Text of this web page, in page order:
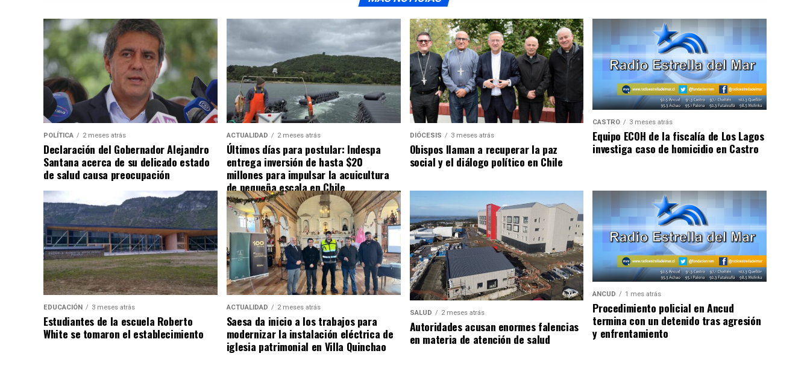
POLÍTICA 2 meses atrás
Declaración del Gobernador Alejandro
Santana acerca de su delicado estado
de salud causa preocupación
ACTUALIDAD 2 meses atrás
Últimos días para postular: Indespa
entrega inversión de hasta $20
millones para impulsar la acuicultura
de pequeña escala en Chile
DIÓCESIS 3 meses atrás
Obispos llaman a recuperar la paz
social y el diálogo político en Chile
CASTRO 3 meses atrás
Equipo ECOH de la fiscalía de Los Lagos
investiga caso de homicidio en Castro
EDUCACIÓN 3 meses atrás
Estudiantes de la escuela Roberto
White se tomaron el establecimiento
ACTUALIDAD 2 meses atrás
Saesa da inicio a los trabajos para
modernizar la instalación eléctrica de
iglesia patrimonial en Villa Quinchao
SALUD 2 meses atrás
Autoridades acusan enormes falencias
en materia de atención de salud
ANCUD 1 mes atrás
Procedimiento policial en Ancud
termina con un detenido tras agresión
y enfrentamiento